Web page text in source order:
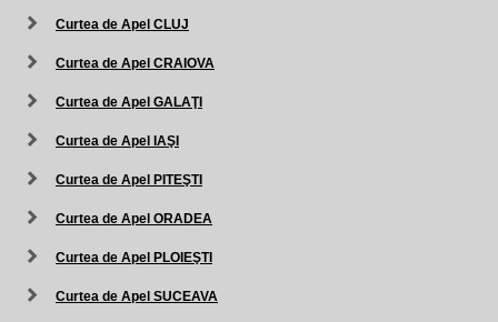
Curtea de Apel CLUJ
Curtea de Apel CRAIOVA
Curtea de Apel GALAŢI
Curtea de Apel IAŞI
Curtea de Apel PITEŞTI
Curtea de Apel ORADEA
Curtea de Apel PLOIEŞTI
Curtea de Apel SUCEAVA